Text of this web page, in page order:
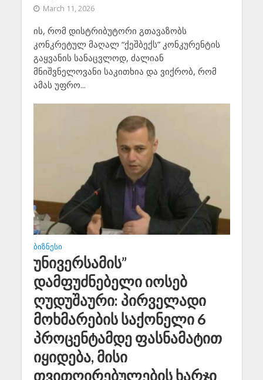
March 11, 2026
ის, რომ დისტრიბუტორი გთავაზობს
კონკრეტულ მაღალ “ქეშბექს” კონკურენტის
გაყვანის სანაცვლოდ, ძალიან
მნიშვნელოვანი საკითხია და ვიქრობ, რომ
ამას უფრო...
ᲑᲘᲖᲜᲔᲡᲘ
უნივერსამის”
დამფუძნებელი იოსებ
ღუდუშაური: პირველადი
მოხმარების საქონელი 6
პროცენტამდე ფასნამატით
იყიდება, მისი
თვითღირებულების ხარჯი